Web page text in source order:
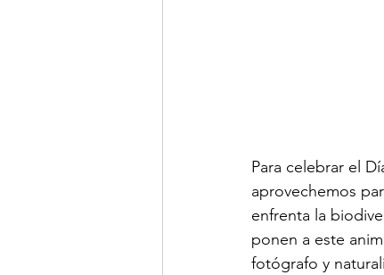
Para celebrar el
aprovechemos
enfrenta la
ponen a este
fotógrafo y